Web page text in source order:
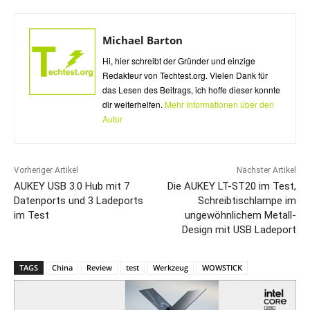
Michael Barton
Hi, hier schreibt der Gründer und einzige
Redakteur von Techtest.org. Vielen Dank für
das Lesen des Beitrags, ich hoffe dieser konnte
dir weiterhelfen. Mehr Informationen über den
Autor
Vorheriger Artikel
AUKEY USB 3.0 Hub mit 7
Datenports und 3 Ladeports
im Test
Nächster Artikel
Die AUKEY LT-ST20 im Test,
Schreibtischlampe im
ungewöhnlichem Metall-
Design mit USB Ladeport
TAGS China Review test Werkzeug WOWSTICK